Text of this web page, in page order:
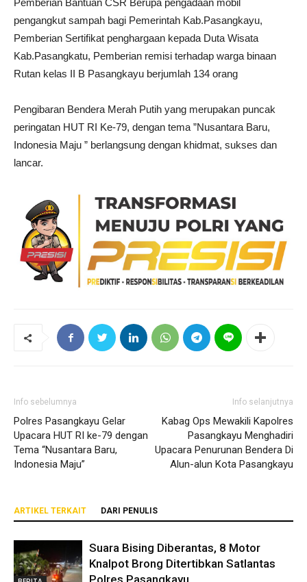
Pemberian Bantuan CSR Berupa pengadaan mobil
pengangkut sampah bagi Pemerintah Kab.Pasangkayu,
Pemberian Sertifikat penghargaan kepada Duta Wisata
Kab.Pasangkatu, Pemberian remisi terhadap warga binaan
Rutan kelas II B Pasangkayu berjumlah 134 orang
Pengibaran Bendera Merah Putih yang merupakan puncak
peringatan HUT RI Ke-79, dengan tema ”Nusantara Baru,
Indonesia Maju ” berlangsung dengan khidmat, sukses dan
lancar.
Info sebelumnya
Polres Pasangkayu Gelar
Upacara HUT RI ke-79 dengan
Tema “Nusantara Baru,
Indonesia Maju”
Info selanjutnya
Kabag Ops Mewakili Kapolres
Pasangkayu Menghadiri
Upacara Penurunan Bendera Di
Alun-alun Kota Pasangkayu
ARTIKEL TERKAIT DARI PENULIS
Suara Bising Diberantas, 8 Motor
Knalpot Brong Ditertibkan Satlantas